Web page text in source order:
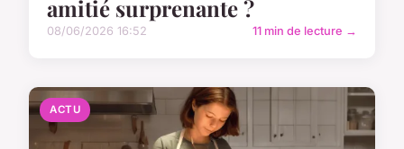
amitié surprenante ?
08/06/2026 16:52 11 min de lecture →
ACTU